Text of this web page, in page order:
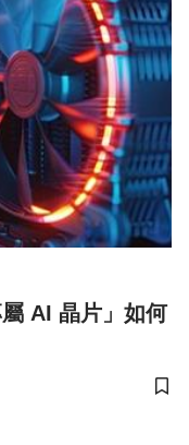
AI 晶片」如何
儲